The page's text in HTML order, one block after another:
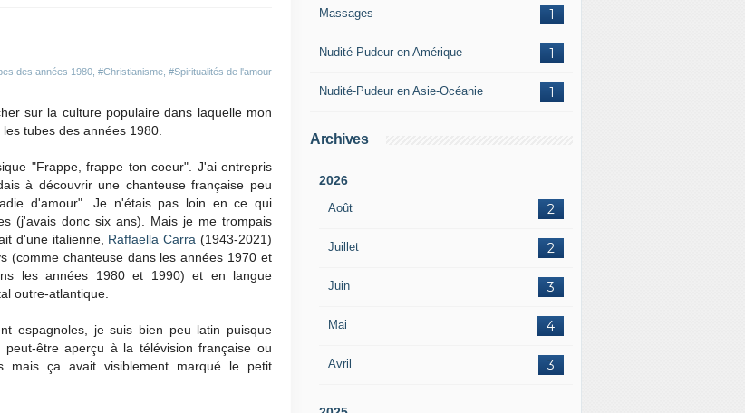
des années 1980 #Christianisme #Spiritualités de l'amour
sur la culture populaire dans laquelle mon
les tubes des années 1980.
"Frappe, frappe ton coeur". J'ai entrepris
à découvrir une chanteuse française peu
d'amour". Je n'étais pas loin en ce qui
(j'avais donc six ans). Mais je me trompais
d'une italienne, Raffaella Carra (1943-2021)
(comme chanteuse dans les années 1970 et
les années 1980 et 1990) et en langue
outre-atlantique.
espagnoles, je suis bien peu latin puisque
être aperçu à la télévision française ou
ça avait visiblement marqué le petit
1
Massages
1
Nudité-Pudeur en Amérique
1
Nudité-Pudeur en Asie-Océanie
Archives
2026
Août 2
Juillet 2
Juin 3
Mai 4
Avril 3